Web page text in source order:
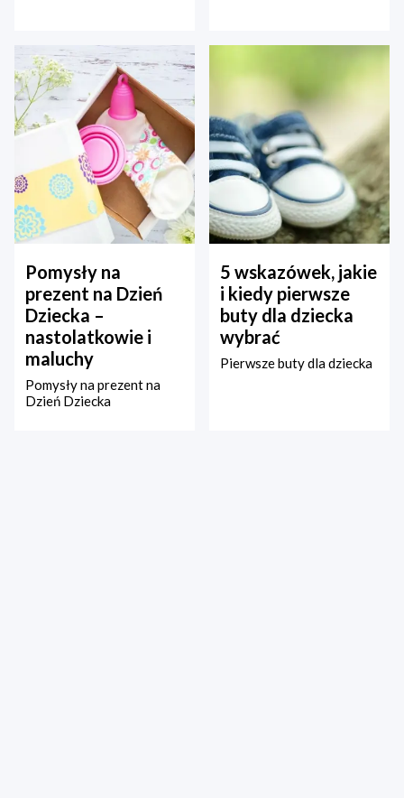
Pomysły na
prezent na Dzień
Dziecka –
nastolatkowie i
maluchy
Pomysły na prezent na
Dzień Dziecka
5 wskazówek, jakie
i kiedy pierwsze
buty dla dziecka
wybrać
Pierwsze buty dla dziecka